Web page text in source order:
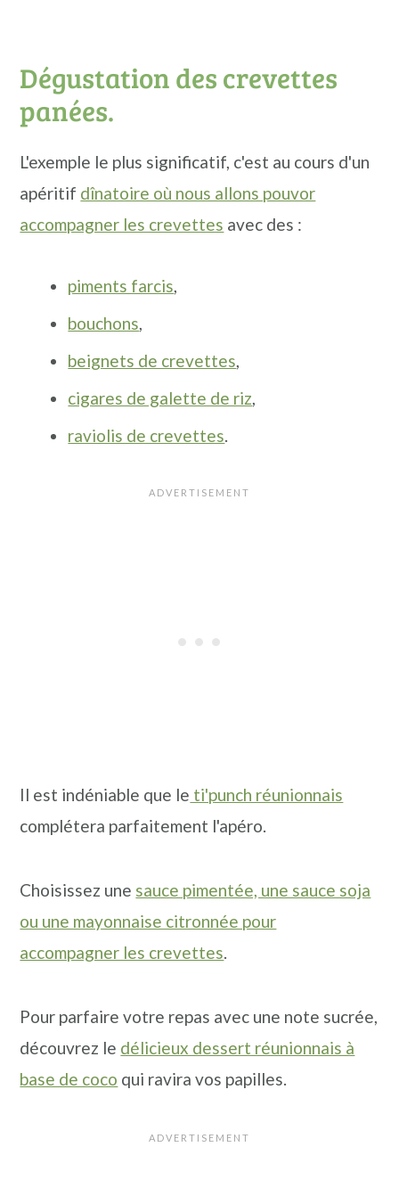
Dégustation des crevettes
panées.
L'exemple le plus significatif, c'est au cours d'un
apéritif dînatoire où nous allons pouvor
accompagner les crevettes avec des :
piments farcis,
bouchons,
beignets de crevettes,
cigares de galette de riz,
raviolis de crevettes.
Il est indéniable que le ti'punch réunionnais
complétera parfaitement l'apéro.
Choisissez une sauce pimentée, une sauce soja
ou une mayonnaise citronnée pour
accompagner les crevettes.
Pour parfaire votre repas avec une note sucrée,
découvrez le délicieux dessert réunionnais à
base de coco qui ravira vos papilles.